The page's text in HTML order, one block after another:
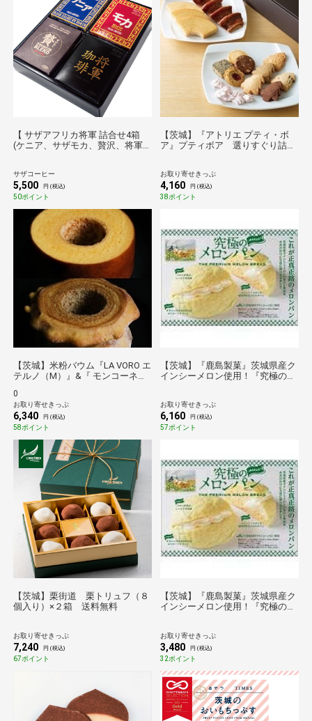
【 サザアフリカ将軍 詰合せ4箱
(ケニア、サザモカ、贅沢、将軍)
ト 1杯取り ギフト 人気商品 誕生
日プレゼント
サザコーヒー
5,500 円 (税込)
50ポイント
【茨城】『アトリエ プティ・ボ
ア』プティボア 選りすぐり詰合
お取り寄せきっぷ
4,160 円 (税込)
38ポイント
【茨城】米粉バウム『LA VORO エ
テルノ（M）』&『 モンコーネ
無料 お取り寄せ グルメ 産地直
送 産直 贈り物 ギフト プレゼント
手土産 お持たせ
0
お取り寄せきっぷ
6,340 円 (税込)
58ポイント
【茨城】『鹿島製菓』茨城県産ク
インシーメロン使用！『究極のメ
お取り寄せきっぷ
6,160 円 (税込)
57ポイント
【茨城】栗街道 栗トリュフ（８
個入り）×２箱 送料無料
お取り寄せきっぷ
7,240 円 (税込)
67ポイント
【茨城】『鹿島製菓』茨城県産ク
インシーメロン使用！『究極のメ
お取り寄せきっぷ
3,480 円 (税込)
32ポイント